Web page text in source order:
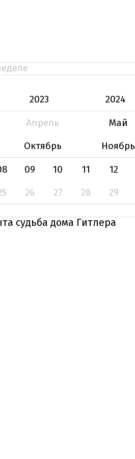
2023 2024
Апрель Май
Октябрь Ноябрь
09 10 11 12
26 27 28 29
судьба дома Гитлера